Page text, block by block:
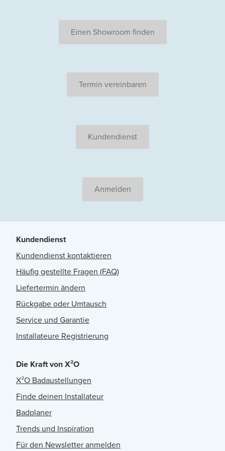
Einen Showroom finden
Termin vereinbaren
Kundendienst
Anmelden
Kundendienst
Kundendienst kontaktieren
Häufig gestellte Fragen (FAQ)
Liefertermin ändern
Rückgabe oder Umtausch
Service und Garantie
Installateure Registrierung
Die Kraft von X²O
X²O Badaustellungen
Finde deinen Installateur
Badplaner
Trends und Inspiration
Für den Newsletter anmelden